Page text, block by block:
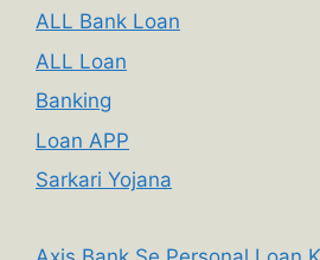
ALL Bank Loan
ALL Loan
Banking
Loan APP
Sarkari Yojana